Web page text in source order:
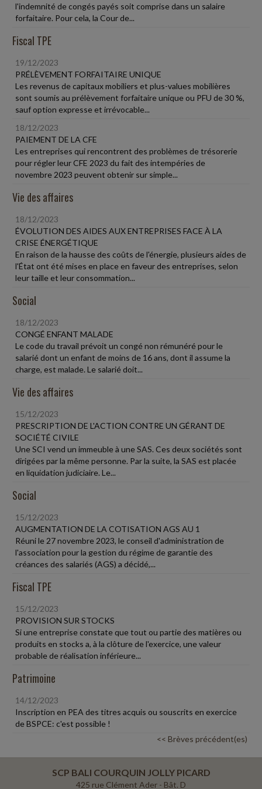
l'indemnité de congés payés soit comprise dans un salaire
forfaitaire. Pour cela, la Cour de...
Fiscal TPE
19/12/2023
PRÉLÈVEMENT FORFAITAIRE UNIQUE
Les revenus de capitaux mobiliers et plus-values mobilières
sont soumis au prélèvement forfaitaire unique ou PFU de 30 %,
sauf option expresse et irrévocable...
18/12/2023
PAIEMENT DE LA CFE
Les entreprises qui rencontrent des problèmes de trésorerie
pour régler leur CFE 2023 du fait des intempéries de
novembre 2023 peuvent obtenir sur simple...
Vie des affaires
18/12/2023
ÉVOLUTION DES AIDES AUX ENTREPRISES FACE À LA
CRISE ÉNERGÉTIQUE
En raison de la hausse des coûts de l'énergie, plusieurs aides de
l'État ont été mises en place en faveur des entreprises, selon
leur taille et leur consommation...
Social
18/12/2023
CONGÉ ENFANT MALADE
Le code du travail prévoit un congé non rémunéré pour le
salarié dont un enfant de moins de 16 ans, dont il assume la
charge, est malade. Le salarié doit...
Vie des affaires
15/12/2023
PRESCRIPTION DE L'ACTION CONTRE UN GÉRANT DE
SOCIÉTÉ CIVILE
Une SCI vend un immeuble à une SAS. Ces deux sociétés sont
dirigées par la même personne. Par la suite, la SAS est placée
en liquidation judiciaire. Le...
Social
15/12/2023
AUGMENTATION DE LA COTISATION AGS AU 1
Réuni le 27 novembre 2023, le conseil d'administration de
l'association pour la gestion du régime de garantie des
créances des salariés (AGS) a décidé,...
Fiscal TPE
15/12/2023
PROVISION SUR STOCKS
Si une entreprise constate que tout ou partie des matières ou
produits en stocks a, à la clôture de l'exercice, une valeur
probable de réalisation inférieure...
Patrimoine
14/12/2023
Inscription en PEA des titres acquis ou souscrits en exercice
de BSPCE: c'est possible !
<< Brèves précédent(es)
SCP BALI COURQUIN JOLLY PICARD
425 rue Clément Ader - Bât. D